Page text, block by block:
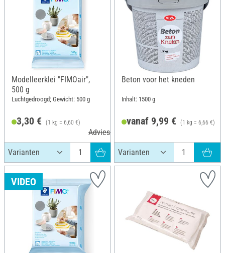
Modelleerklei "FIMOair",
500 g
Luchtgedroogd; Gewicht: 500 g
3,30 € (1 kg = 6,60 €)
Adviesprijs 4,75 €
Beton voor het kneden
Inhalt: 1500 g
vanaf 9,99 € (1 kg = 6,66 €)
VIDEO